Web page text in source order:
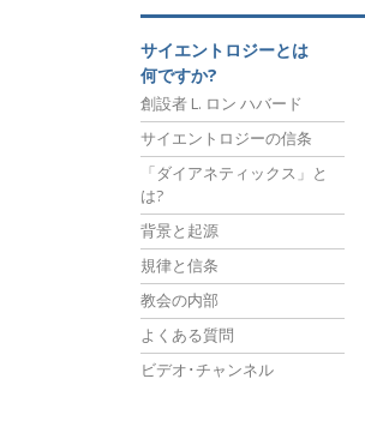
サイエントロジーとは
何ですか?
創設者 L. ロン ハバード
サイエントロジーの信条
「ダイアネティックス」と
は?
背景と起源
規律と信条
教会の内部
よくある質問
ビデオ･チャンネル